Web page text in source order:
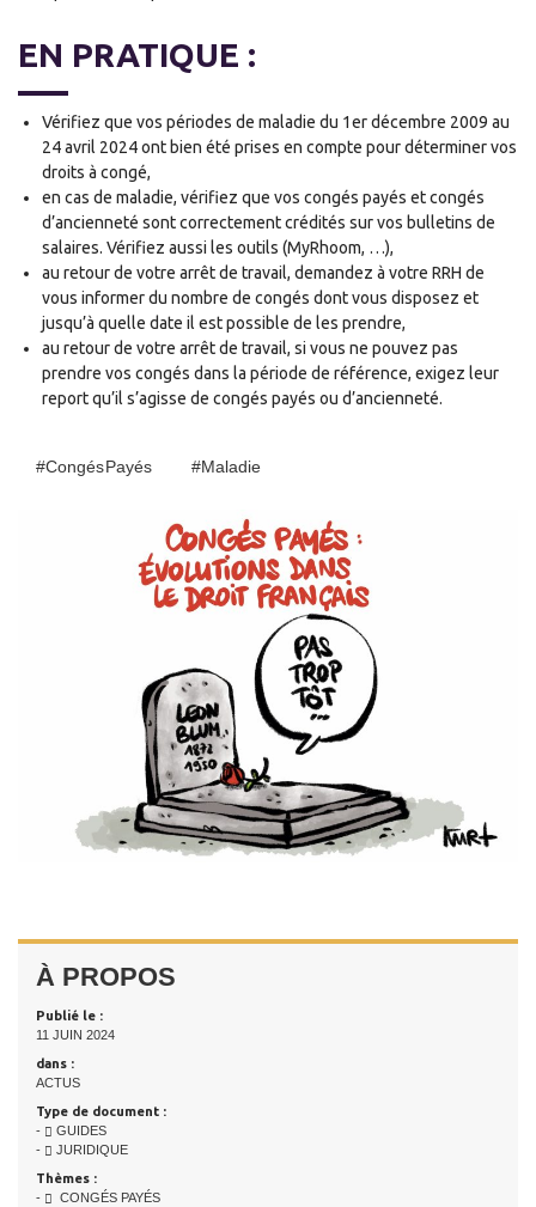
EN PRATIQUE :
Vérifiez que vos périodes de maladie du 1er décembre 2009 au
24 avril 2024 ont bien été prises en compte pour déterminer vos
droits à congé,
en cas de maladie, vérifiez que vos congés payés et congés
d’ancienneté sont correctement crédités sur vos bulletins de
salaires. Vérifiez aussi les outils (MyRhoom, …),
au retour de votre arrêt de travail, demandez à votre RRH de
vous informer du nombre de congés dont vous disposez et
jusqu’à quelle date il est possible de les prendre,
au retour de votre arrêt de travail, si vous ne pouvez pas
prendre vos congés dans la période de référence, exigez leur
report qu’il s’agisse de congés payés ou d’ancienneté.
#Congés Payés #maladie
À PROPOS
Publié le :
11 JUIN 2024
dans :
ACTUS
Type de document :
-
GUIDES
-
JURIDIQUE
Thèmes :
-
CONGÉS PAYÉS